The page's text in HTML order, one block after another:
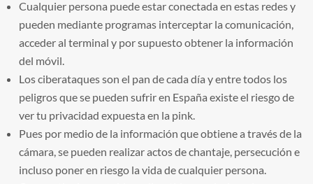
Cualquier persona puede estar conectada en estas redes y
pueden mediante programas interceptar la comunicación,
acceder al terminal y por supuesto obtener la información
del móvil.
Los ciberataques son el pan de cada día y entre todos los
peligros que se pueden sufrir en España existe el riesgo de
ver tu privacidad expuesta en la pink.
Pues por medio de la información que obtiene a través de la
cámara, se pueden realizar actos de chantaje, persecución e
incluso poner en riesgo la vida de cualquier persona.